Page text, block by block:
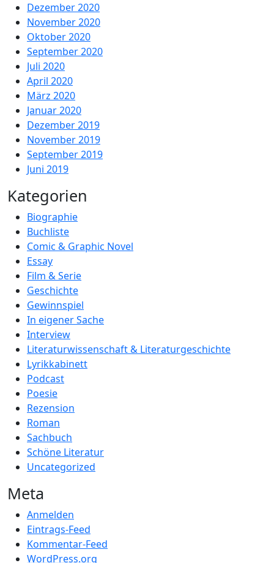
Dezember 2020
November 2020
Oktober 2020
September 2020
Juli 2020
April 2020
März 2020
Januar 2020
Dezember 2019
November 2019
September 2019
Juni 2019
Kategorien
Biographie
Buchliste
Comic & Graphic Novel
Essay
Film & Serie
Geschichte
Gewinnspiel
In eigener Sache
Interview
Literaturwissenschaft & Literaturgeschichte
Lyrikkabinett
Podcast
Poesie
Rezension
Roman
Sachbuch
Schöne Literatur
Uncategorized
Meta
Anmelden
Eintrags-Feed
Kommentar-Feed
WordPress.org